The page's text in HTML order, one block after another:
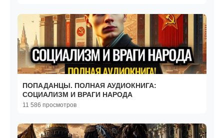
ПОПАДАНЦЫ. ПОЛНАЯ АУДИОКНИГА:
СОЦИАЛИЗМ И ВРАГИ НАРОДА
11 586 просмотров